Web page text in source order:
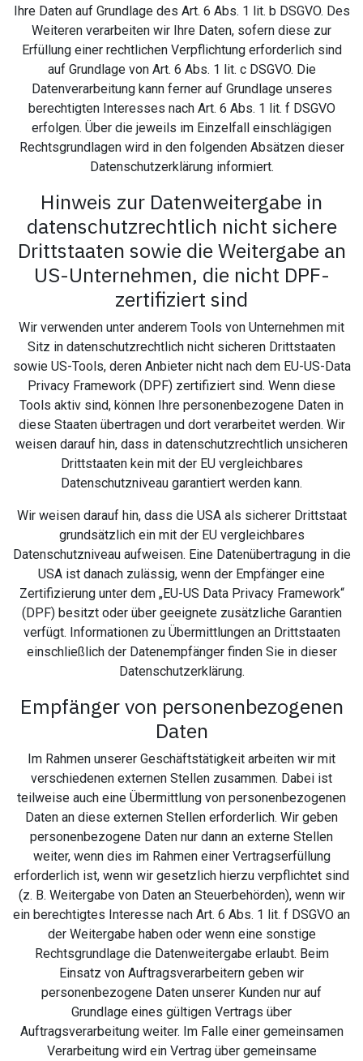
Ihre Daten auf Grundlage des Art. 6 Abs. 1 lit. b DSGVO. Des
Weiteren verarbeiten wir Ihre Daten, sofern diese zur
Erfüllung einer rechtlichen Verpflichtung erforderlich sind
auf Grundlage von Art. 6 Abs. 1 lit. c DSGVO. Die
Datenverarbeitung kann ferner auf Grundlage unseres
berechtigten Interesses nach Art. 6 Abs. 1 lit. f DSGVO
erfolgen. Über die jeweils im Einzelfall einschlägigen
Rechtsgrundlagen wird in den folgenden Absätzen dieser
Datenschutzerklärung informiert.
Hinweis zur Datenweitergabe in
datenschutzrechtlich nicht sichere
Drittstaaten sowie die Weitergabe an
US-Unternehmen, die nicht DPF-
zertifiziert sind
Wir verwenden unter anderem Tools von Unternehmen mit
Sitz in datenschutzrechtlich nicht sicheren Drittstaaten
sowie US-Tools, deren Anbieter nicht nach dem EU-US-Data
Privacy Framework (DPF) zertifiziert sind. Wenn diese
Tools aktiv sind, können Ihre personenbezogene Daten in
diese Staaten übertragen und dort verarbeitet werden. Wir
weisen darauf hin, dass in datenschutzrechtlich unsicheren
Drittstaaten kein mit der EU vergleichbares
Datenschutzniveau garantiert werden kann.
Wir weisen darauf hin, dass die USA als sicherer Drittstaat
grundsätzlich ein mit der EU vergleichbares
Datenschutzniveau aufweisen. Eine Datenübertragung in die
USA ist danach zulässig, wenn der Empfänger eine
Zertifizierung unter dem „EU-US Data Privacy Framework“
(DPF) besitzt oder über geeignete zusätzliche Garantien
verfügt. Informationen zu Übermittlungen an Drittstaaten
einschließlich der Datenempfänger finden Sie in dieser
Datenschutzerklärung.
Empfänger von personenbezogenen
Daten
Im Rahmen unserer Geschäftstätigkeit arbeiten wir mit
verschiedenen externen Stellen zusammen. Dabei ist
teilweise auch eine Übermittlung von personenbezogenen
Daten an diese externen Stellen erforderlich. Wir geben
personenbezogene Daten nur dann an externe Stellen
weiter, wenn dies im Rahmen einer Vertragserfüllung
erforderlich ist, wenn wir gesetzlich hierzu verpflichtet sind
(z. B. Weitergabe von Daten an Steuerbehörden), wenn wir
ein berechtigtes Interesse nach Art. 6 Abs. 1 lit. f DSGVO an
der Weitergabe haben oder wenn eine sonstige
Rechtsgrundlage die Datenweitergabe erlaubt. Beim
Einsatz von Auftragsverarbeitern geben wir
personenbezogene Daten unserer Kunden nur auf
Grundlage eines gültigen Vertrags über
Auftragsverarbeitung weiter. Im Falle einer gemeinsamen
Verarbeitung wird ein Vertrag über gemeinsame